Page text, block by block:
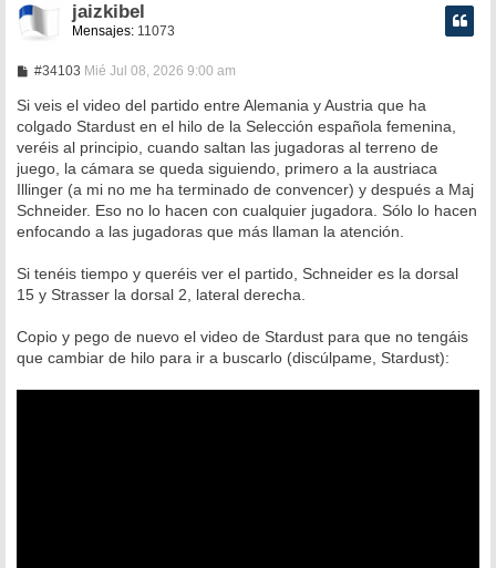
jaizkibel
Mensajes: 11073
#34103M
n
a
j
e
Mié Jul 08, 2026 9:00 am
Si veis el video del partido entre Alemania y Austria que ha
colgado Stardust en el hilo de la Selección española femenina,
veréis al principio, cuando saltan las jugadoras al terreno de
juego, la cámara se queda siguiendo, primero a la austriaca
Illinger (a mi no me ha terminado de convencer) y después a Maj
Schneider. Eso no lo hacen con cualquier jugadora. Sólo lo hacen
enfocando a las jugadoras que más llaman la atención.
Si tenéis tiempo y queréis ver el partido, Schneider es la dorsal
15 y Strasser la dorsal 2, lateral derecha.
Copio y pego de nuevo el video de Stardust para que no tengáis
que cambiar de hilo para ir a buscarlo (discúlpame, Stardust):